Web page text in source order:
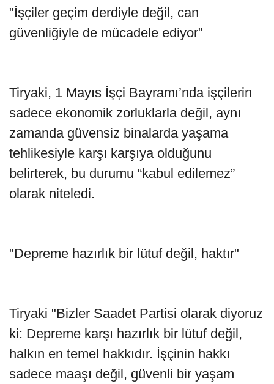
"İşçiler geçim derdiyle değil, can
güvenliğiyle de mücadele ediyor"
Tiryaki, 1 Mayıs İşçi Bayramı’nda işçilerin
sadece ekonomik zorluklarla değil, aynı
zamanda güvensiz binalarda yaşama
tehlikesiyle karşı karşıya olduğunu
belirterek, bu durumu “kabul edilemez”
olarak niteledi.
"Depreme hazırlık bir lütuf değil, haktır"
Tiryaki "Bizler Saadet Partisi olarak diyoruz
ki: Depreme karşı hazırlık bir lütuf değil,
halkın en temel hakkıdır. İşçinin hakkı
sadece maaşı değil, güvenli bir yaşam